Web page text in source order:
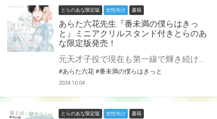
とらのあな限定版 女性向け 書籍
あらた六花先生『番未満の僕らはきっ
と』ミニアクリルスタンド付きとらのあ
な限定版発売！
#あらた六花 #番未満の僕らはきっと
2024.10.04
とらのあな限定版 女性向け 書籍